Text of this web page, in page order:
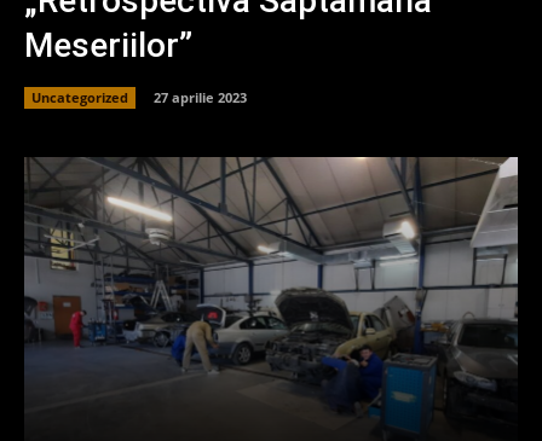
Meseriilor”
Uncategorized 27 aprilie 2023